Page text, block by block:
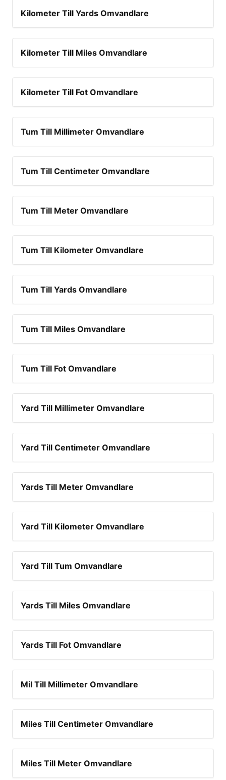
Kilometer Till Yards Omvandlare
Kilometer Till Miles Omvandlare
Kilometer Till Fot Omvandlare
Tum Till Millimeter Omvandlare
Tum Till Centimeter Omvandlare
Tum Till Meter Omvandlare
Tum Till Kilometer Omvandlare
Tum Till Yards Omvandlare
Tum Till Miles Omvandlare
Tum Till Fot Omvandlare
Yard Till Millimeter Omvandlare
Yard Till Centimeter Omvandlare
Yards Till Meter Omvandlare
Yard Till Kilometer Omvandlare
Yard Till Tum Omvandlare
Yards Till Miles Omvandlare
Yards Till Fot Omvandlare
Mil Till Millimeter Omvandlare
Miles Till Centimeter Omvandlare
Miles Till Meter Omvandlare